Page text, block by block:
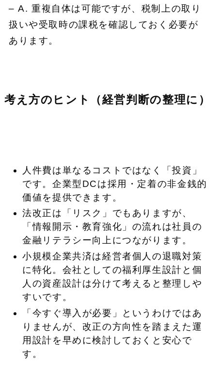
– A. 重複自体は可能ですが、税制上の取り
扱いや受取時の課税を確認しておく必要が
あります。
考え方のヒント（経営判断の整理に）
人件費は単なるコストではなく「投資」
です。企業型DCは採用・定着の非金銭的
価値を提供できます。
法改正は「リスク」でもありますが、
「情報開示・教育強化」の流れは社員の
金融リテラシー向上につながります。
小規模企業共済は経営者個人の退職対策
に特化。会社としての福利厚生設計と個
人の資産設計は分けて考えると整理しや
すいです。
「今すぐ導入が必要」というわけではあ
りませんが、改正の方向性を踏まえた運
用設計を早めに検討しておくと安心で
す。